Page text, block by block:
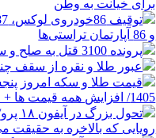
برای خیانت به وطن
و 86 آپارتمان تراستی‌ها
پرونده 3100 قتل به صلح و سازش ختم شد
عبور طلا و نقره از سقف
1405/ افزایش همه قیمت ها + جدول
تحول
رویایی که بالاخره به حقیقت